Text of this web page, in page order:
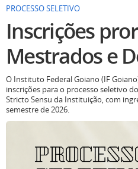
PROCESSO SELETIVO
Inscrições
Mestrados e
O Instituto Federal Goiano (IF
inscrições para o processo seletivo
Stricto Sensu da Instituição, com
semestre de 2026.